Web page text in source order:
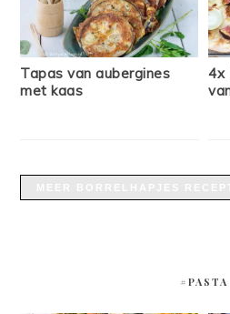
Tapas van aubergines
met kaas
4x
#PASTA